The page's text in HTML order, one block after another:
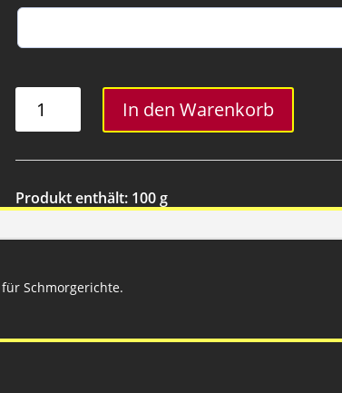
ohne
Menge
In den Warenkorb
Produkt enthält: 100g
Schmorgerichte.